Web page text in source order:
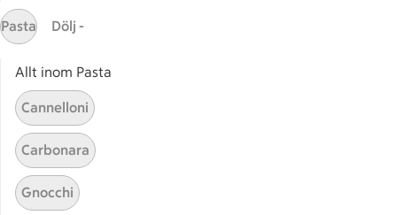
Sidfot
Start
Få snabbt svar
FAQ
Pasta Dölj -
Allt inom Pasta
Cannelloni
Carbonara
Gnocchi